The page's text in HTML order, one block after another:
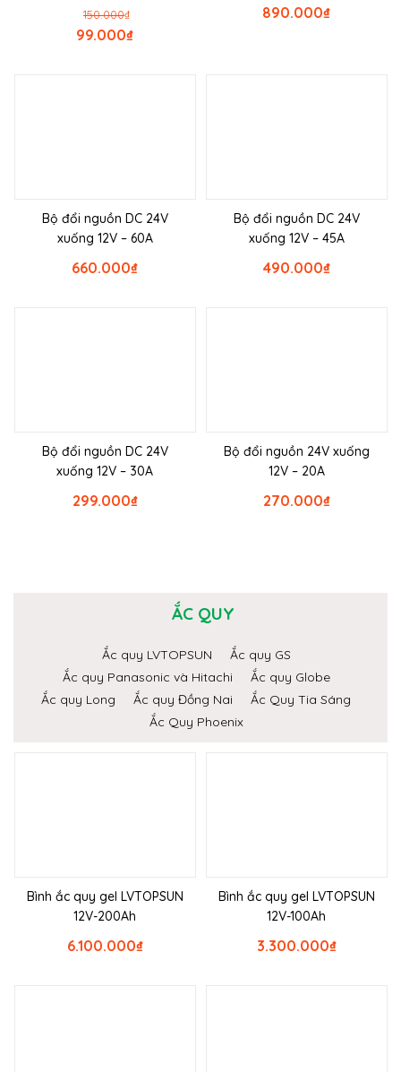
₫
150.000
₫
99.000
₫
890.000
Bộ đổi nguồn DC 24V
xuống 12V – 60A
₫
660.000
Bộ đổi nguồn DC 24V
xuống 12V – 45A
₫
490.000
Bộ đổi nguồn DC 24V
xuống 12V – 30A
₫
299.000
Bộ đổi nguồn 24V xuống
12V – 20A
₫
270.000
ẮC QUY
Ắc quy LVTOPSUN
Ắc quy GS
Ắc quy Panasonic và Hitachi
Ắc quy Globe
Ắc quy Long
Ắc quy Đồng Nai
Ắc Quy Tia Sáng
Ắc Quy Phoenix
Bình ắc quy gel LVTOPSUN
12V-200Ah
₫
6.100.000
Bình ắc quy gel LVTOPSUN
12V-100Ah
₫
3.300.000